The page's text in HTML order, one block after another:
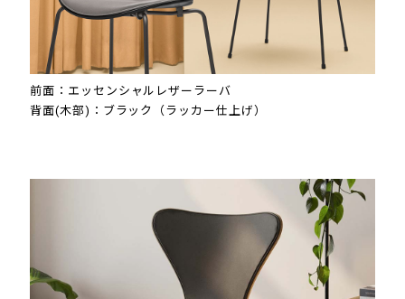
前面：エッセンシャルレザーラーバ
背面(木部)：ブラック（ラッカー仕上げ）